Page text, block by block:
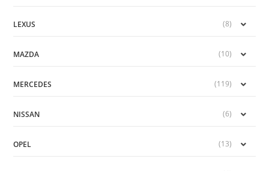
LEXUS (8)
MAZDA (10)
MERCEDES (119)
NISSAN (6)
OPEL (13)